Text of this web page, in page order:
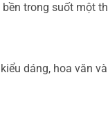
trong suốt một
dáng, hoa văn